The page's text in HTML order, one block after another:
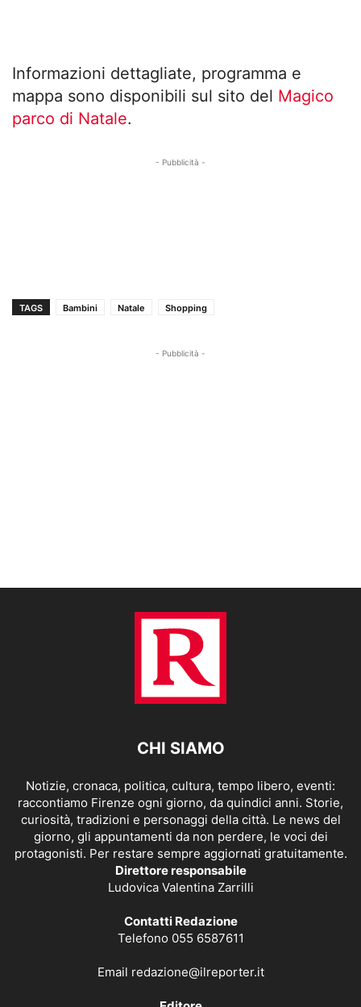
Informazioni dettagliate, programma e
mappa sono disponibili sul sito del Magico
parco di Natale.
- Pubblicità -
TAGS Bambini Natale Shopping
- Pubblicità -
CHI SIAMO
Notizie, cronaca, politica, cultura, tempo libero, eventi:
raccontiamo Firenze ogni giorno, da quindici anni. Storie,
curiosità, tradizioni e personaggi della città. Le news del
giorno, gli appuntamenti da non perdere, le voci dei
protagonisti. Per restare sempre aggiornati gratuitamente.
Direttore responsabile
Ludovica Valentina Zarrilli
Contatti Redazione
Telefono 055 6587611
Email redazione@ilreporter.it